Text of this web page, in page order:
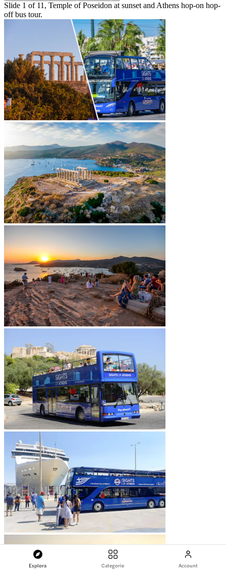
Esplora Categorie Account
Slide 1 of 11, Temple of Poseidon at sunset and Athens hop-on hop-
off bus tour.